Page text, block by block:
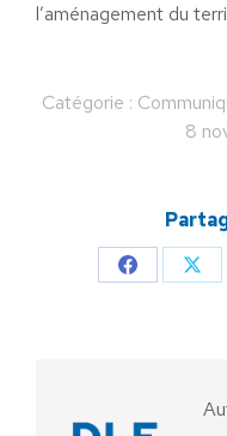
l’aménagement du
Catégorie :
8
Partager